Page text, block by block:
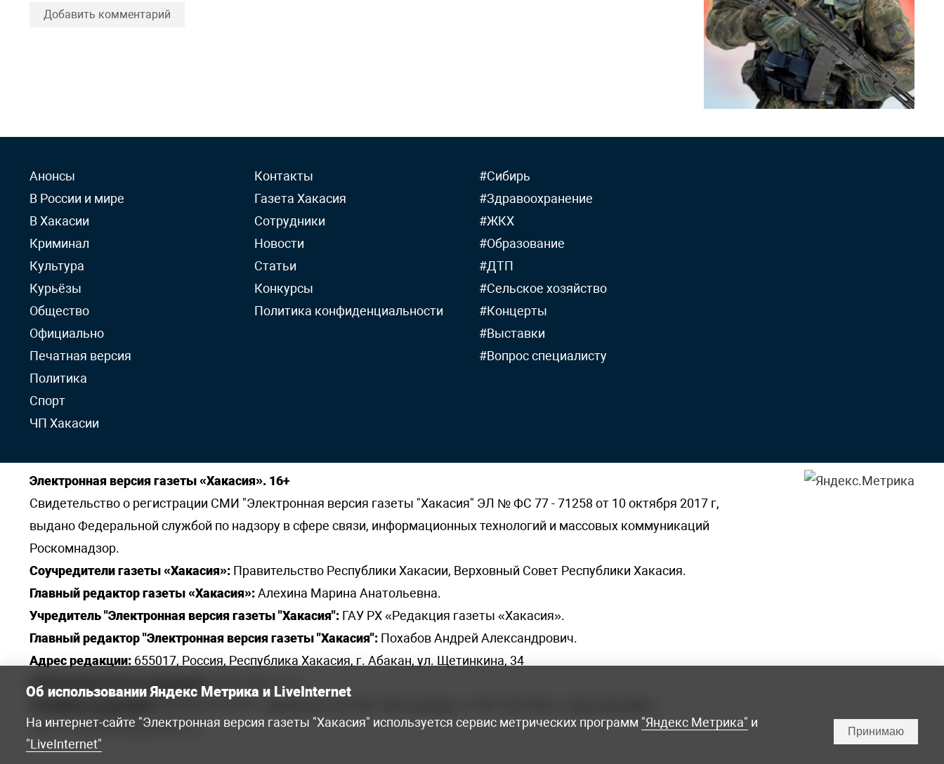
Добавить комментарий
Анонсы
В России и мире
В Хакасии
Криминал
Культура
Курьёзы
Общество
Официально
Печатная версия
Политика
Спорт
ЧП Хакасии
Контакты
Газета Хакасия
Сотрудники
Новости
Статьи
Конкурсы
Политика конфиденциальности
#Сибирь
#Здравоохранение
#ЖКХ
#Образование
#ДТП
#Сельское хозяйство
#Концерты
#Выставки
#Вопрос специалисту
Электронная версия газеты «Хакасия». 16+
Свидетельство о регистрации СМИ "Электронная версия газеты "Хакасия" ЭЛ № ФС 77 - 71258 от 10 октября 2017 г,
выдано Федеральной службой по надзору в сфере связи, информационных технологий и массовых коммуникаций
Роскомнадзор.
Соучредители газеты «Хакасия»: Правительство Республики Хакасии, Верховный Совет Республики Хакасия.
Главный редактор газеты «Хакасия»:Алехина Марина Анатольевна.
Учредитель "Электронная версия газеты "Хакасия": ГАУ РХ «Редакция газеты «Хакасия».
Главный редактор "Электронная версия газеты "Хакасия": Похабов Андрей Александрович.
Адрес редакции: 655017, Россия, Республика Хакасия, г. Абакан, ул. Щетинкина, 34
Электронная почта редакции: khakred@r-19.ru
elena.s.korotkowa@yandex.ru.
Об использовании Яндекс Метрика и LiveInternet
На интернет-сайте "Электронная версия газеты "Хакасия" используется сервис метрических программ "Яндекс Метрика" и
"LiveInternet"
Принимаю